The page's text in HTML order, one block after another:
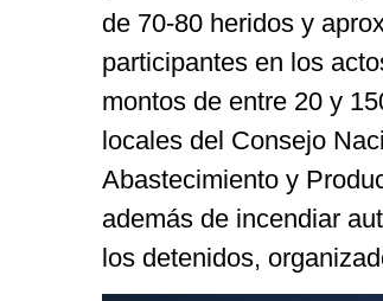
de 70-80 heridos y
participantes en los
montos de entre 20 y
locales del Consejo
Abastecimiento y
además de incendiar
los detenidos,